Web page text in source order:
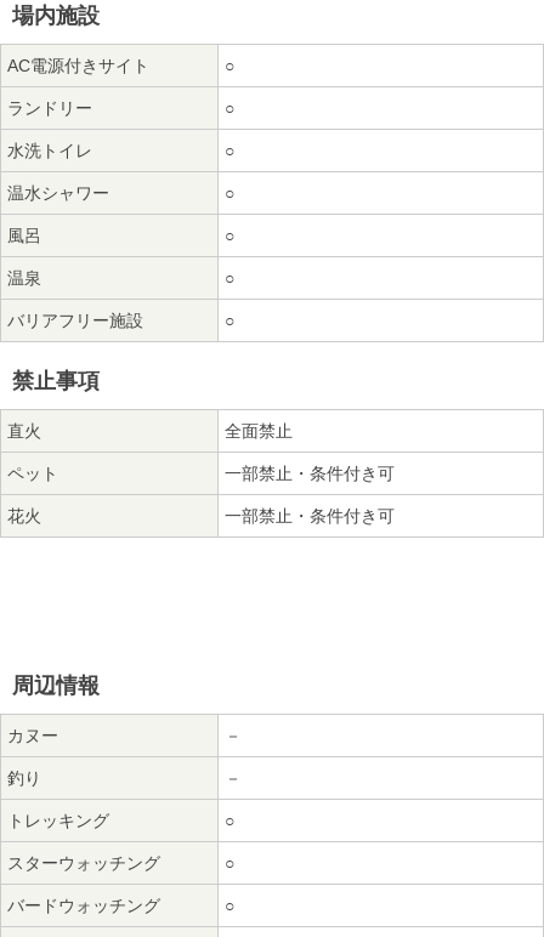
場内施設
AC電源付きサイト ○
ランドリー ○
水洗トイレ ○
温水シャワー ○
風呂 ○
温泉 ○
バリアフリー施設 ○
禁止事項
直火 全面禁止
ペット 一部禁止・条件付き可
花火 一部禁止・条件付き可
周辺情報
カヌー －
釣り －
トレッキング ○
スターウォッチング ○
バードウォッチング ○